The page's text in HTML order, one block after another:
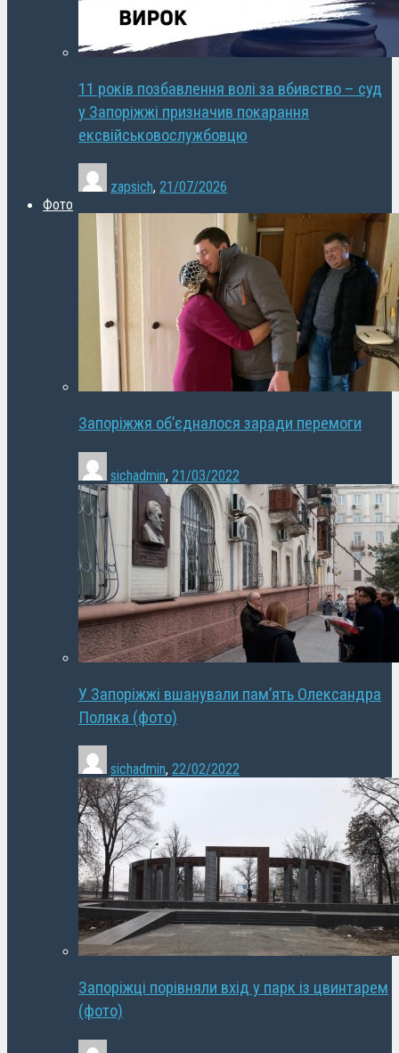
11 років позбавлення волі за вбивство – суд
у Запоріжжі призначив покарання
ексвійськовослужбовцю
zapsich, 21/07/2026
Фото
Запоріжжя об’єдналося заради перемоги
sichadmin, 21/03/2022
У Запоріжжі вшанували пам’ять Олександра
Поляка (фото)
sichadmin, 22/02/2022
Запоріжці порівняли вхід у парк із цвинтарем
(фото)